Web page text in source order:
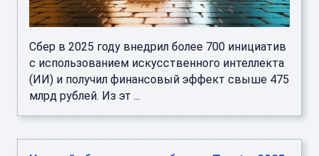
Сбер в 2025 году внедрил более 700 инициатив
с использованием искусственного интеллекта
(ИИ) и получил финансовый эффект свыше 475
млрд рублей. Из эт ...